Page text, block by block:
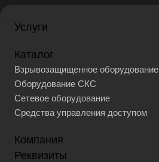
Услуги
Каталог
Взрывозащищенное оборудование
Оборудование СКС
Сетевое оборудование
Средства управления доступом
Компания
Реквизиты